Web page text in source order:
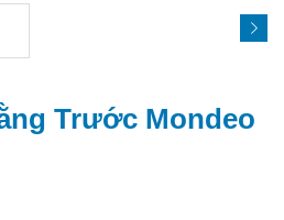
Trước Mondeo